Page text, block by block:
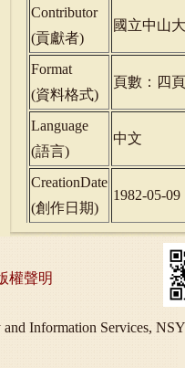
Contributor
(貢獻者)
國立中山
Format
(資料格式)
頁數：四頁
Language
(語言)
中文
CreationDate
(創作日期)
1982-05-09
權聲明
and Information Services,